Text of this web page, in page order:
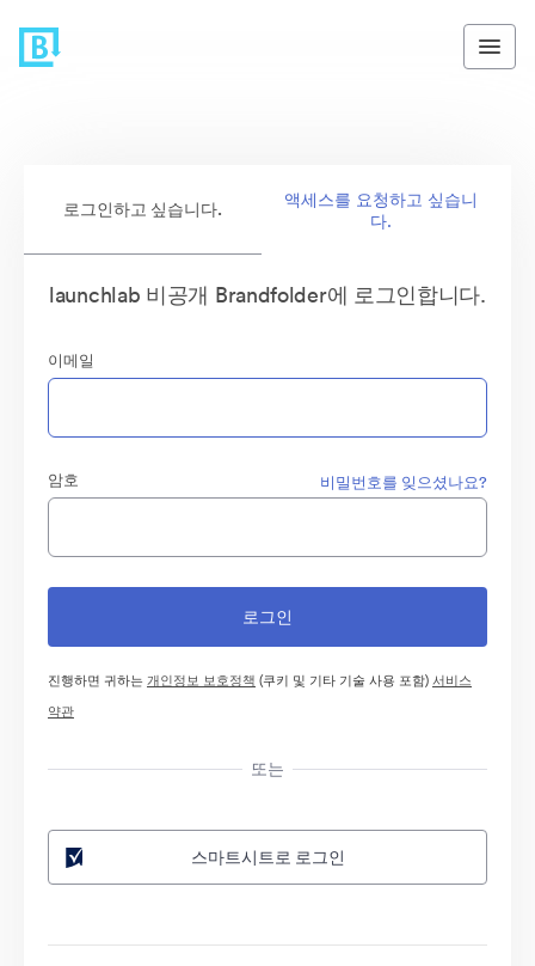
로그인하고 싶습니다.
액세스를 요청하고 싶습니
다.
launchlab 비공개 Brandfolder에 로그인합니다.
이메일
암호 비밀번호를 잊으셨나요?
진행하면 귀하는개인정보 보호정책 (쿠키 및 기타 기술 사용 포함)서비스
약관
또는
스마트시트로 로그인